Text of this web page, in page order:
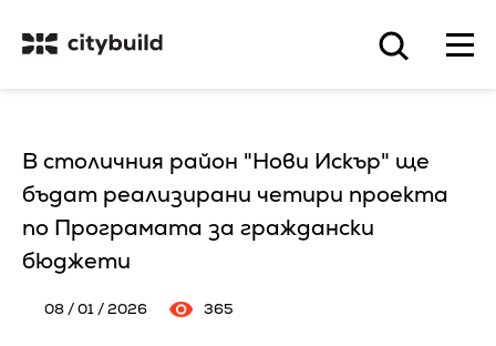
В столичния район "Нови Искър" ще
бъдат реализирани четири проекта
по Програмата за граждански
бюджети
08 / 01 / 2026 365